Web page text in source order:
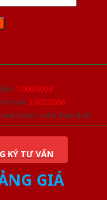
1.000.000đ
hơn 3.000.000đ
thành viên thân thiết
KÝ TƯ VẤN
GIÁ